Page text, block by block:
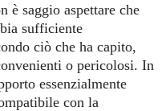
è saggio aspettare che
sufficiente
ciò che ha capito,
o pericolosi. In
essenzialmente
con la